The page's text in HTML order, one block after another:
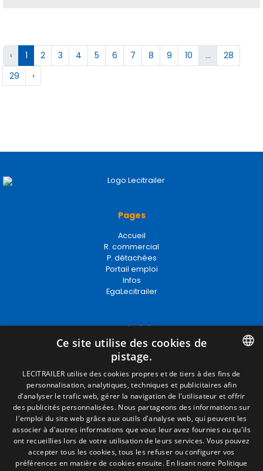
‹ 1 2 3 4 5 6 7 8 9 10 ...
28
29
›
Pages
Accueil
R. commercial
P. détachées
Portail emploi
Infos
EgaLecitrailer
Termes juridiques
Mentions Légales
Politique de Confidentialité
Politique de Cookies
Conditions générales de vente
Gérer les cookies
Contact
Camino de los Huertos, S/N. Apdo 100
50620 - Casetas (Zaragoza) SPAIN
SPANISH
ENGLISH
FRENCH
ITALIAN
PORTUGUESE
Ce site utilise des cookies de
pistage.
LECITRAILER utilise des cookies propres et de tiers à des fins de
personnalisation, analytiques, techniques et publicitaires afin
d’analyser le trafic web, gérer la navigation de l'utilisateur et offrir
des publicités personnalisées. Nous partageons des informations sur
l'emploi du site web grâce aux outils d'analyse web, qui peuvent les
associer à d'autres informations que vous leur avez fournies ou qu'ils
ont recueillies lors de votre utilisation de leurs services. Vous pouvez
accepter tous les cookies, tous les refuser ou configurer vos
préférences en matière de cookies ensuite. En lisant notre Politique